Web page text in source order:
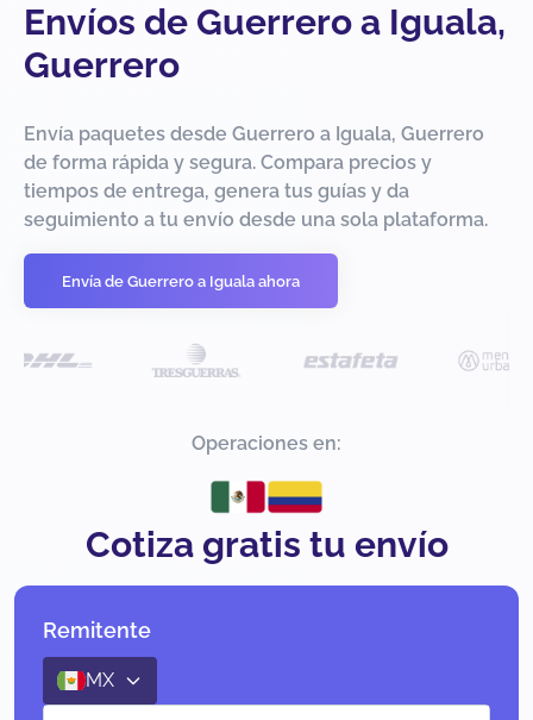
Envíos de Guerrero a Iguala,
Guerrero
Envía paquetes desde Guerrero a Iguala, Guerrero
de forma rápida y segura. Compara precios y
tiempos de entrega, genera tus guías y da
seguimiento a tu envío desde una sola plataforma.
Envía de Guerrero a Iguala ahora
Operaciones en:
Cotiza gratis tu envío
Remitente
MX